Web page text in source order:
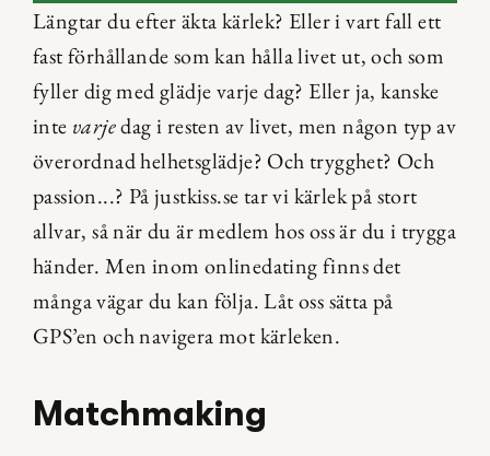
Längtar du efter äkta kärlek? Eller i vart fall ett
fast förhållande som kan hålla livet ut, och som
fyller dig med glädje varje dag? Eller ja, kanske
inte varje dag i resten av livet, men någon typ av
överordnad helhetsglädje? Och trygghet? Och
passion...? På justkiss.se tar vi kärlek på stort
allvar, så när du är medlem hos oss är du i trygga
händer. Men inom onlinedating finns det
många vägar du kan följa. Låt oss sätta på
GPS’en och navigera mot kärleken.
Matchmaking